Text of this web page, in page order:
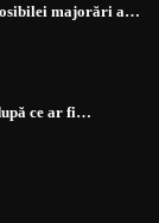
majorări a…
ce ar fi…